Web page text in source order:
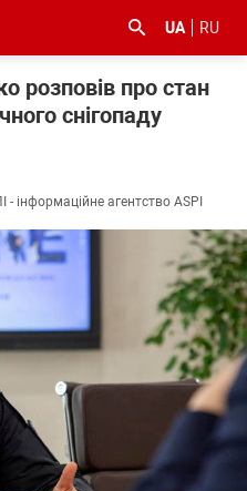
UA RU
розповів про стан
снігопаду
- інформаційне агентство ASPI
#Київ #коронавірус